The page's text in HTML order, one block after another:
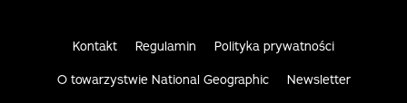
Kontakt Regulamin Polityka prywatności
O towarzystwie National Geographic Newsletter